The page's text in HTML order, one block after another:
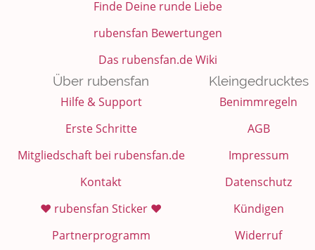
Finde Deine runde Liebe
rubensfan Bewertungen
Das rubensfan.de Wiki
Über rubensfan
Hilfe & Support
Erste Schritte
Mitgliedschaft bei rubensfan.de
Kontakt
❤️ rubensfan Sticker ❤️
Partnerprogramm
Kleingedrucktes
Benimmregeln
AGB
Impressum
Datenschutz
Kündigen
Widerruf